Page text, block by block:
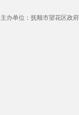
主办单位：抚顺市望花区政